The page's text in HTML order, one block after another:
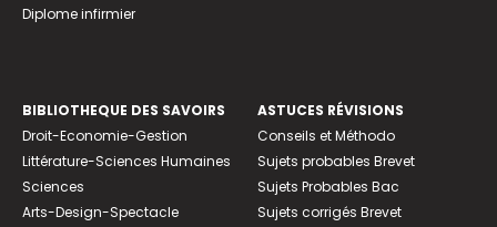
Diplome infirmier
BIBLIOTHEQUE DES SAVOIRS
Droit-Economie-Gestion
Littérature-Sciences Humaines
Sciences
Arts-Design-Spectacle
ASTUCES RÉVISIONS
Conseils et Méthodo
Sujets probables Brevet
Sujets Probables Bac
Sujets corrigés Brevet